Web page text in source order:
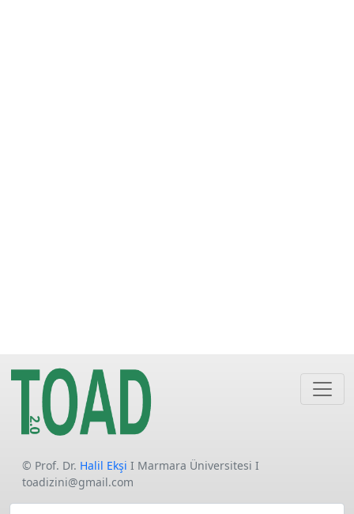
© Prof. Dr. Halil Ekşi I Marmara Üniversitesi I
toadizini@gmail.com